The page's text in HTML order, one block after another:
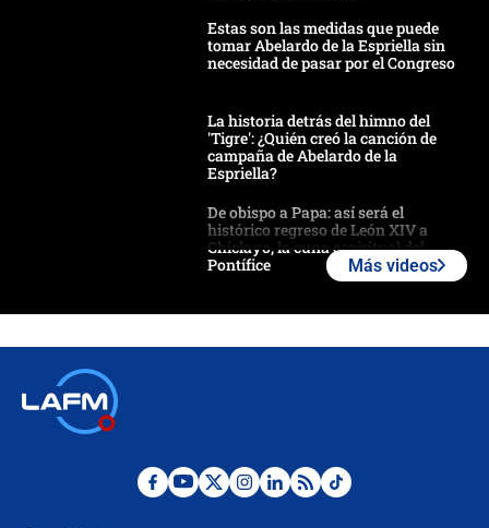
Estas son las medidas que puede
tomar Abelardo de la Espriella sin
necesidad de pasar por el Congreso
La historia detrás del himno del
'Tigre': ¿Quién creó la canción de
campaña de Abelardo de la
Espriella?
De obispo a Papa: así será el
histórico regreso de León XIV a
Chiclayo, la cuna espiritual del
Pontífice
¿La posesión de Abelardo De la
Más videos